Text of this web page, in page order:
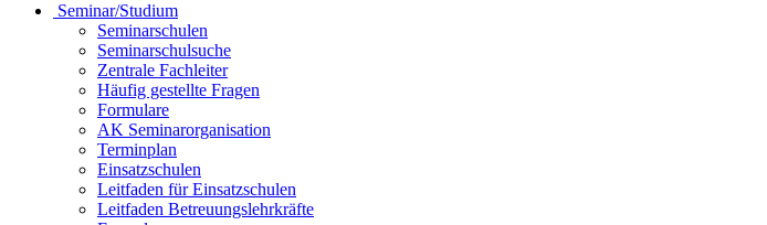
Seminar/Studium
Seminarschulen
Seminarschulsuche
Zentrale Fachleiter
Häufig gestellte Fragen
Formulare
AK Seminarorganisation
Terminplan
Einsatzschulen
Leitfaden für Einsatzschulen
Leitfaden Betreuungslehrkräfte